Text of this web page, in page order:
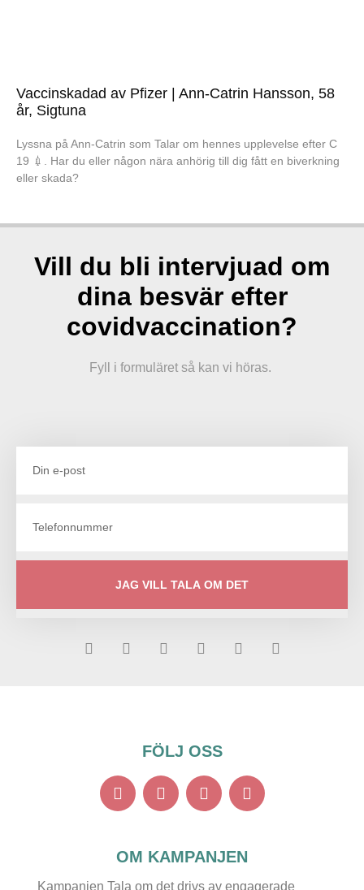
Vaccinskadad av Pfizer | Ann-Catrin Hansson, 58
år, Sigtuna
Lyssna på Ann-Catrin som Talar om hennes upplevelse efter C
19 💉. Har du eller någon nära anhörig till dig fått en biverkning
eller skada?
Vill du bli intervjuad om
dina besvär efter
covidvaccination?
Fyll i formuläret så kan vi höras.
JAG VILL TALA OM DET
FÖLJ OSS
OM KAMPANJEN
Kampanjen Tala om det drivs av engagerade